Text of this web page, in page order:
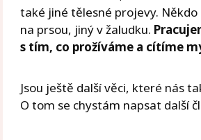
také jiné tělesné projevy.
na prsou, jiný v žaludku.
s tím, co prožíváme a cítíme
Jsou ještě další věci, které nás
O tom se chystám napsat další